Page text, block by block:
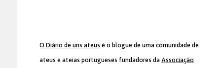
O Diário de uns ateus é o blogue de uma comunidade de
ateus e ateias portugueses fundadores da Associação